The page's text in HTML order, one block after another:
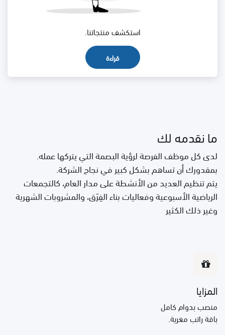
استكشف منتجاتنا.
قراءة
ما نقدمه لك
لدى كل موظف الفرصة لرؤية البصمة التي يتركها عمله.
بمقدورك أن تساهم بشكل كبير في نجاح الشركة.
يتم تنظيم العديد من الأنشطة على مدار العام، كالتجمعات
الرياضية الأسبوعية وفعاليات بناء الفِرَق، والمشروبات الشهرية
وغير ذلك الكثير
المزايا
منصب بدوام كامل
باقة راتب مغرية.